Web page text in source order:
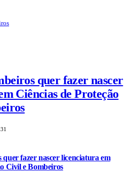
quer fazer nascer
Ciências de Proteção
quer fazer nascer licenciatura em
Civil e Bombeiros